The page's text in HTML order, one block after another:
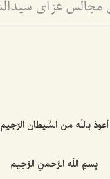
أعوذ باللَه من الشّیطان الرّجیم‌
بِسمِ اللَه الرَّحمَنِ الرَّحِیم‌